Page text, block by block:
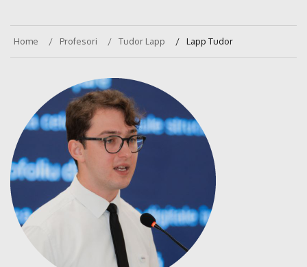
Home Profesori Tudor Lapp Lapp Tudor